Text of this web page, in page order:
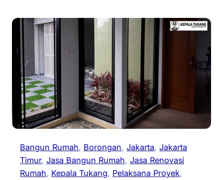
Bangun Rumah, Borongan, Jakarta, Jakarta
Timur, Jasa Bangun Rumah, Jasa Renovasi
Rumah, Kepala Tukang, Pelaksana Proyek